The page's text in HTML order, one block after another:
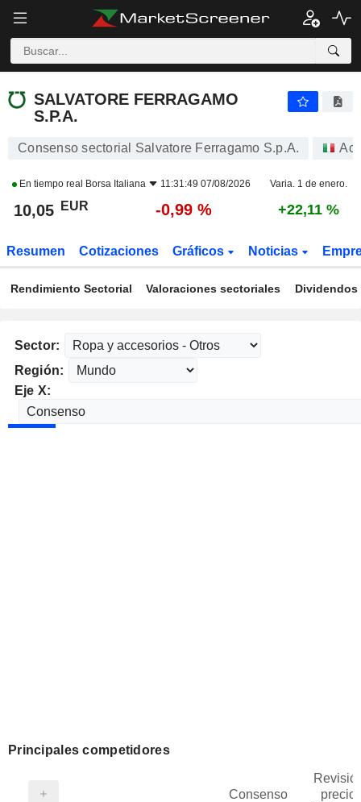
SALVATORE FERRAGAMO S.P.A. -0,99 %
SALVATORE FERRAGAMO
S.P.A.
Consenso sectorial Salvatore Ferragamo S.p.A.
En tiempo real Borsa Italiana 11:31:49 07/08/2026 Varia. 1 de enero.
10,05 EUR -0,99 % +22,11 %
Resumen Cotizaciones Gráficos Noticias
Rendimiento Sectorial Valoraciones sectoriales
Sector:
Región:
Eje X:
Principales competidores
Consenso
precio